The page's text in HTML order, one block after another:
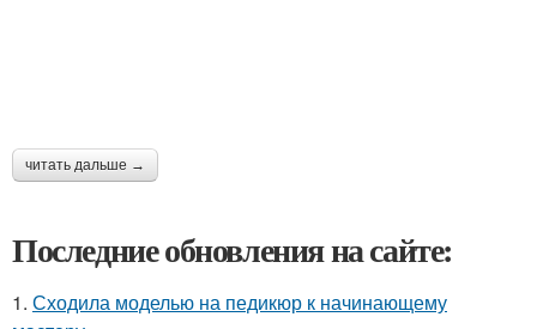
читать дальше →
Последние обновления на сайте:
1. Сходила моделью на педикюр к начинающему